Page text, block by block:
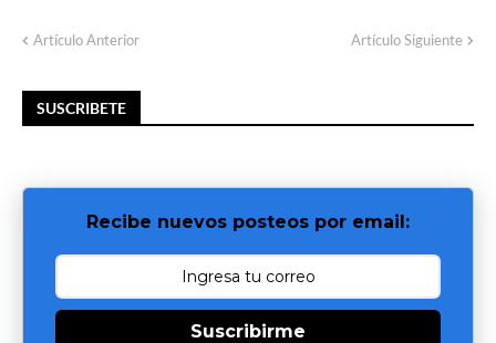
Artículo Anterior Artículo Siguiente
SUSCRIBETE
Recibe nuevos posteos por email:
Suscribirme